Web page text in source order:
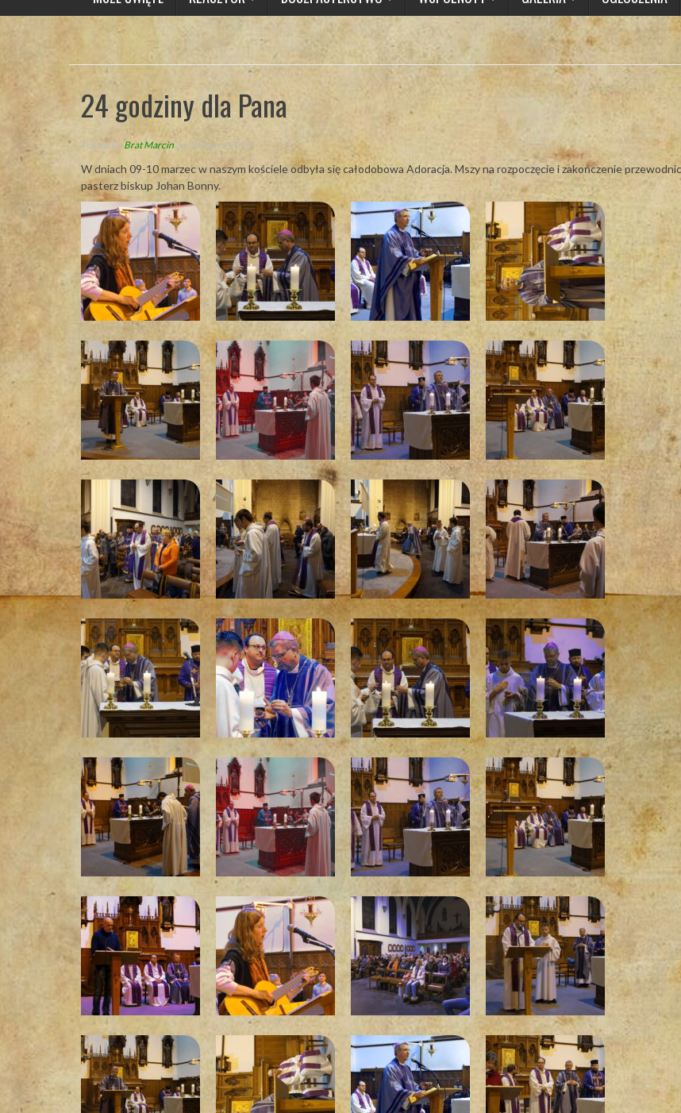
24 godziny dla Pana
Posted ByBrat Marcin on 10 marca 2018
W dniach 09-10 marzec w naszym kościele odbyła się całodobowa Adoracja. Mszy na rozpoczęcie i zakończenie
pasterz biskup Johan Bonny.